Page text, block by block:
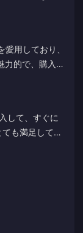
用しており、
力的で、購入時
して、すぐに
も満足してい
ってくださ